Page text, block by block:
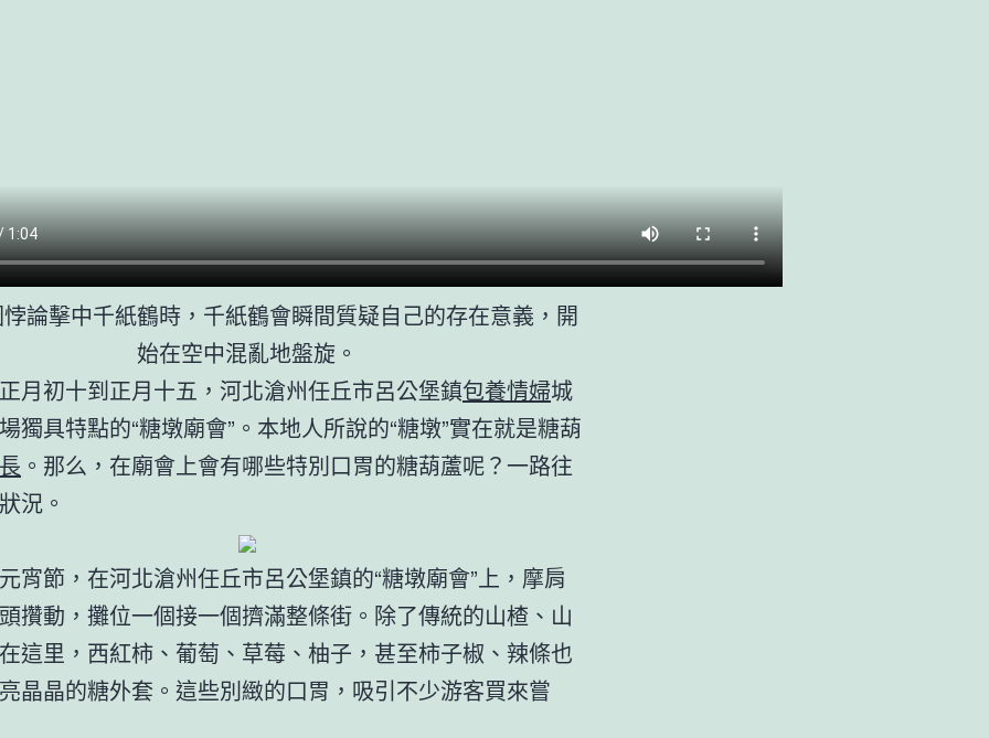
論擊中千紙鶴時，千紙鶴會瞬間質疑自己的存在意義，開
始在空中混亂地盤旋。
月初十到正月十五，河北滄州任丘市呂公堡鎮包養情婦城
獨具特點的“糖墩廟會”。本地人所說的“糖墩”實在就是糖葫
。那么，在廟會上會有哪些特別口胃的糖葫蘆呢？一路往
況。
宵節，在河北滄州任丘市呂公堡鎮的“糖墩廟會”上，摩肩
攢動，攤位一個接一個擠滿整條街。除了傳統的山楂、山
這里，西紅柿、葡萄、草莓、柚子，甚至柿子椒、辣條也
晶晶的糖外套。這些別緻的口胃，吸引不少游客買來嘗